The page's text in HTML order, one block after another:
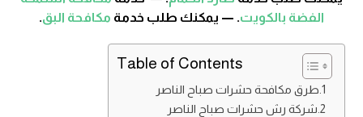
الفضة بالكويت. — يمكنك طلب خدمة مكافحة البق.
Table of Contents
طرق مكافحة حشرات صباح الناصر
شركة رش حشرات صباح الناصر